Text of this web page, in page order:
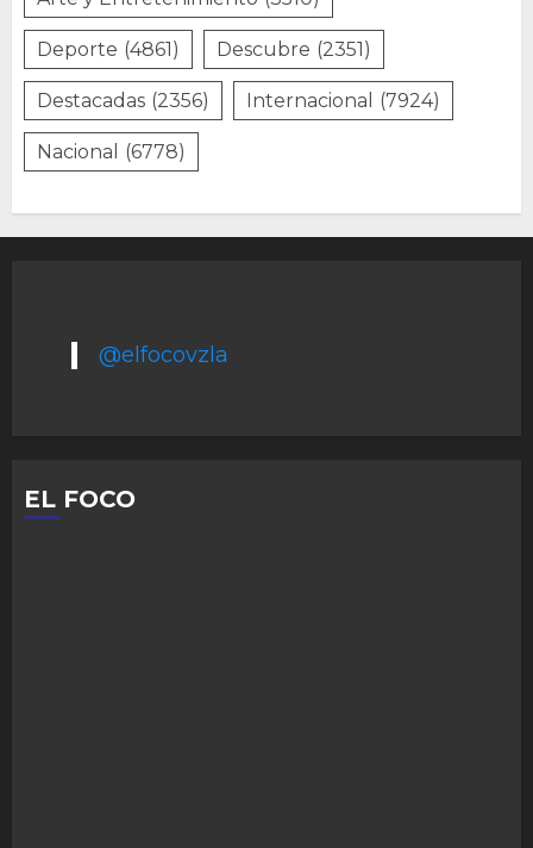
Deporte (4861) Descubre (2351)
Destacadas (2356) Internacional (7924)
Nacional (6778)
@elfocovzla
EL FOCO